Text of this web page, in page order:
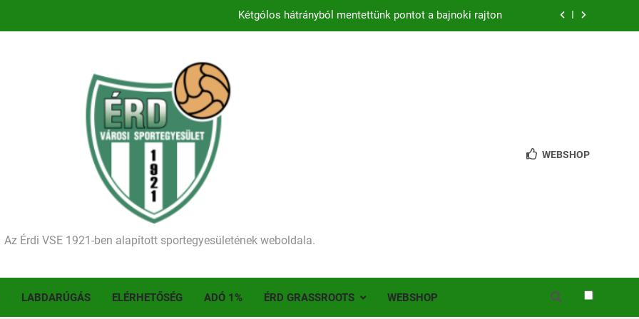
Kétgólos hátrányból mentettünk pontot a bajnoki rajton
Történelmet írt az I. Érdi Football Fesztivál – több mint 200 játékos lépett pályára Érden
Ellenfelünk visszalépése miatt játék nélkül jutottunk tovább a MOL Magyar Kupában
Kezdődik a 2026–2027-es szezon – hazai pályán rajtol az Érdi VSE!
Történelmet írt az I. Érdi Football Fesztivál – több mint 200 játékos lépett pályára Érden
Az Érdi VSE 1921-ben alapított sportegyesületének weboldala.
WEBSHOP
LABDARÚGÁS ELÉRHETŐSÉG ADÓ 1% ÉRD GRASSROOTS WEBSHOP